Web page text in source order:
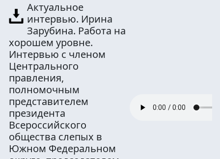
Актуальное
интервью. Ирина
Зарубина. Работа на
хорошем уровне.
Интервью с членом
Центрального
правления,
полномочным
представителем
президента
Всероссийского
общества слепых в
Южном Федеральном